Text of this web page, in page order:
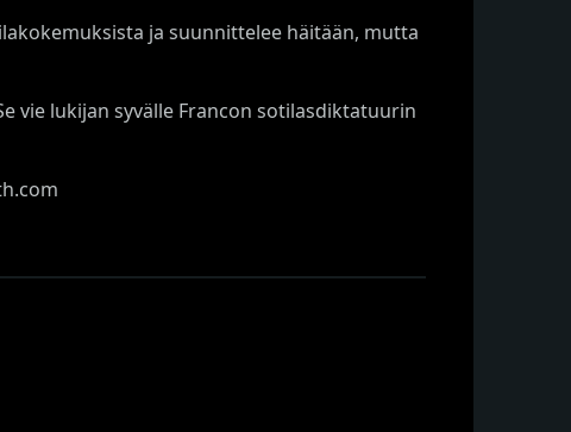
ja suunnittelee häitään, mutta
vie lukijan syvälle Francon sotilasdiktatuurin